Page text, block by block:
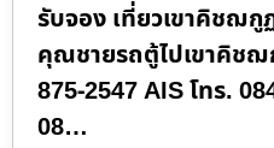
รับจอง เที่ยวเขาคิชฌ
คุณชายรถตู้ไปเขาคิชฌ
875-2547 AIS โทร.
08…